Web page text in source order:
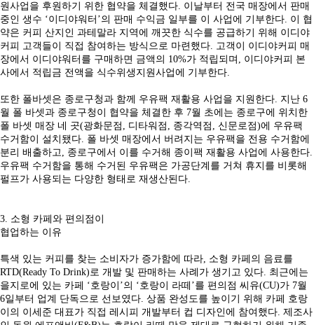
원사업을 후원하기 위한 협약을 체결했다. 이날부터 전국 매장에서 판매
중인 생수 ‘이디야워터’의 판매 수익금 일부를 이 사업에 기부한다. 이 협
약은 커피 산지인 과테말라 지역에 깨끗한 식수를 공급하기 위해 이디야
커피 고객들이 직접 참여하는 방식으로 마련했다. 고객이 이디야커피 매
장에서 이디야워터를 구매하면 금액의 10%가 적립되며, 이디야커피 본
사에서 적립금 전액을 식수위생지원사업에 기부한다.
또한 폴바셋은 종로구청과 함께 우유팩 재활용 사업을 지원한다. 지난 6
월 폴 바셋과 종로구청이 협약을 체결한 후 7월 초에는 종로구에 위치한
폴 바셋 매장 네 곳(광화문점, 디타워점, 종각역점, 신문로점)에 우유팩
수거함이 설치됐다. 폴 바셋 매장에서 버려지는 우유팩을 전용 수거함에
분리 배출하고, 종로구에서 이를 수거해 종이팩 재활용 사업에 사용한다.
우유팩 수거함을 통해 수거된 우유팩은 가공단계를 거쳐 휴지를 비롯해
펄프가 사용되는 다양한 형태로 재생산된다.
3. 소형 카페와 편의점이
협업하는 이유
특색 있는 커피를 찾는 소비자가 증가함에 따라, 소형 카페의 음료를
RTD(Ready To Drink)로 개발 및 판매하는 사례가 생기고 있다. 최근에는
을지로에 있는 카페 ‘호랑이’의 ‘호랑이 라떼’를 편의점 씨유(CU)가 7월
6일부터 업계 단독으로 선보였다. 상품 완성도를 높이기 위해 카페 호랑
이의 이세준 대표가 직접 레시피 개발부터 컵 디자인에 참여했다. 제조사